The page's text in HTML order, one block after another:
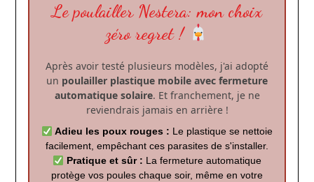
Le poulailler Nestera: mon choix
zéro regret !
Après avoir testé plusieurs modèles, j'ai adopté
un poulailler plastique mobile avec fermeture
automatique solaire. Et franchement, je ne
reviendrais jamais en arrière !
Adieu les poux rouges : Le plastique se nettoie
facilement, empêchant ces parasites de s'installer.
Pratique et sûr : La fermeture automatique
protège vos poules chaque soir, même en votre